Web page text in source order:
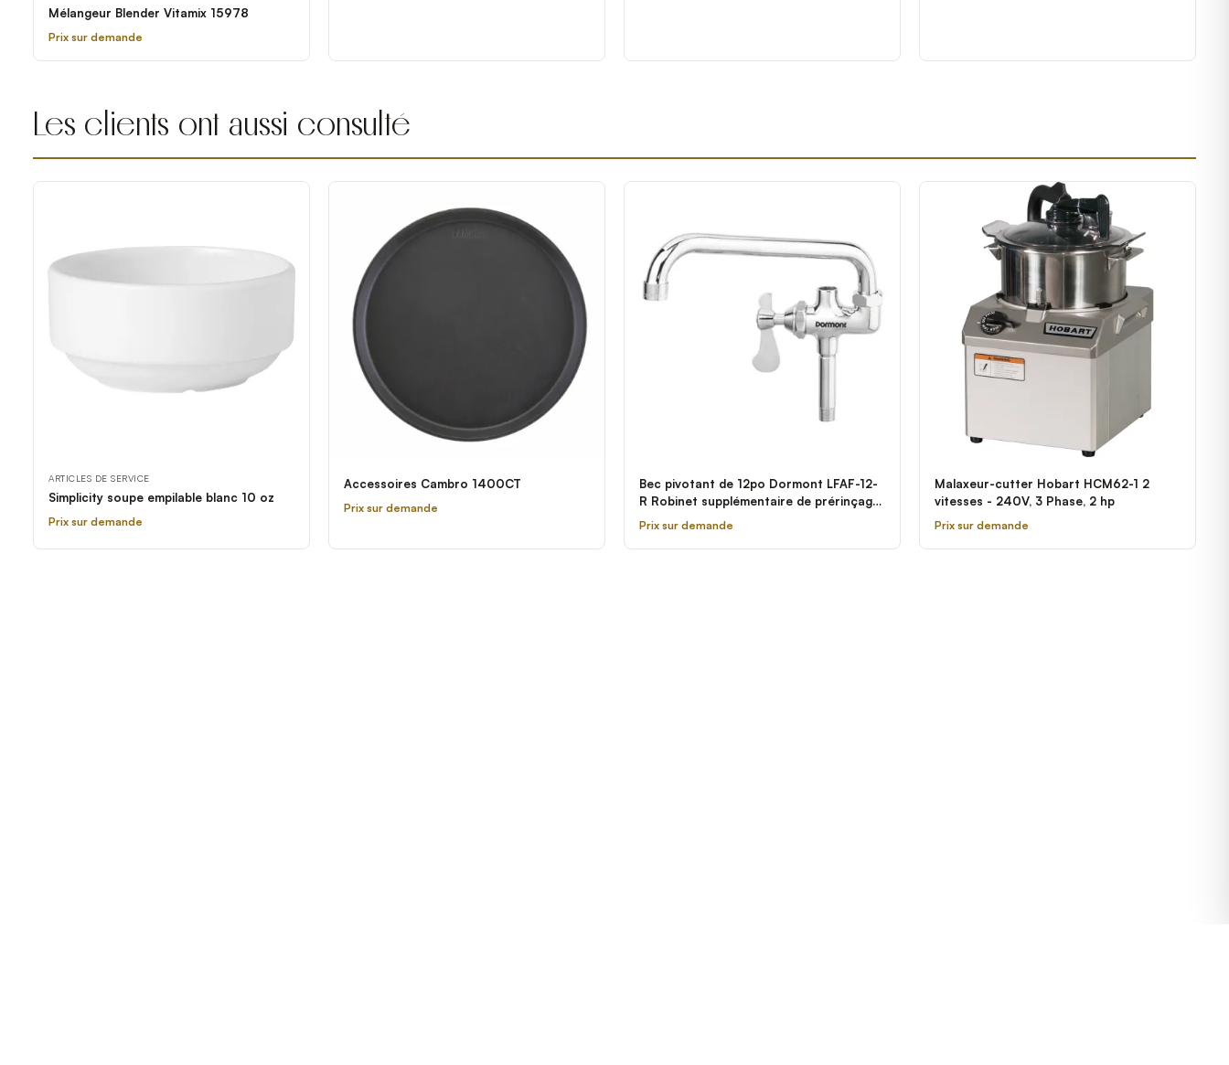
Mélangeur Blender Vitamix 15978
Prix sur demande
Les clients ont aussi consulté
ARTICLES DE SERVICE
Simplicity soupe empilable blanc 10 oz
Prix sur demande
Accessoires Cambro 1400CT
Prix sur demande
Bec pivotant de 12po Dormont LFAF-12-
R Robinet supplémentaire de prérinçage
Power Force
Prix sur demande
Malaxeur-cutter Hobart HCM62-1 2
vitesses - 240V, 3 Phase, 2 hp
Prix sur demande